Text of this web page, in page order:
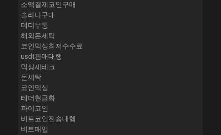
소액결제코인구매
솔라나구매
테더무통
해외돈세탁
코인믹싱최저수수료
usdt판매대행
믹싱재테크
돈세탁
코인믹싱
테더현금화
파이코인
비트코인전송대행
비트매입